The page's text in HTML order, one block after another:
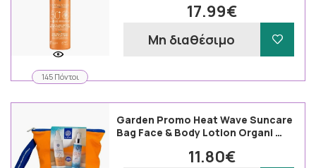
145 Πόντοι
17.99€
Μη διαθέσιμο
Garden Promo Heat Wave Suncare
Bag Face & Body Lotion Organi …
11.80€